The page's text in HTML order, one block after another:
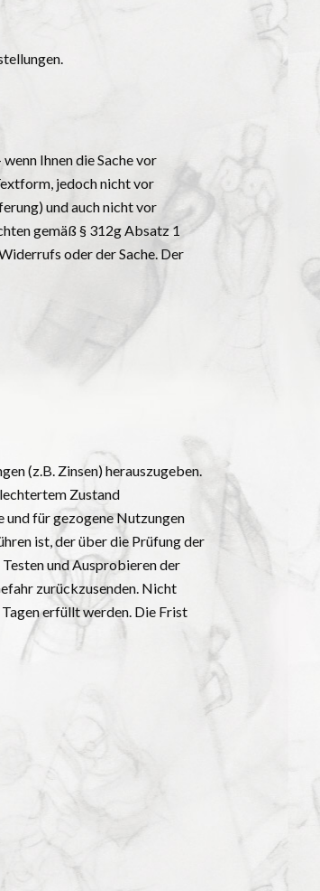
Ihnen die Sache vor
jedoch nicht vor
und auch nicht vor
gemäß § 312g Absatz 1
oder der Sache. Der
(z.B. Zinsen) herauszugeben.
Zustand
und für gezogene Nutzungen
ist, der über die Prüfung der
und Ausprobieren der
zurückzusenden. Nicht
erfüllt werden. Die Frist